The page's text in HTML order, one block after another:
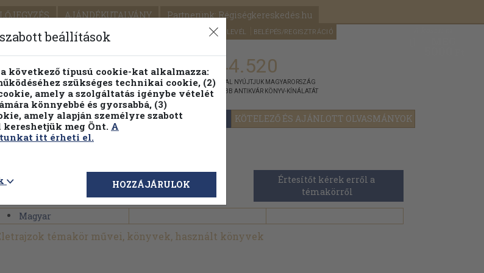
AJÁNDÉKUTALVÁNY Partnerünk: Régiségkereskedés.hu
SEGÍTSÉG HÍRLEVÉL BELÉPÉS/REGISZTRÁCIÓ
ÁRAINK FENNTARTHATÓ OLVASMÁNYOK KÖTELEZŐ ÉS AJÁNLOTT OLVASMÁNYOK
Részletes kereső Témaköri fa 1.144.520
KIADVÁNNYAL NYÚJTJUK MAGYARORSZÁG
LEGNAGYOBB ANTIKVÁR KÖNYV-KÍNÁLATÁT
Kerámia, porcelán, üveg>
Értesítőt kérek erről a
témakörről
Magyar
témakör művei, könyvek, használt könyvek
beállítások
következő típusú cookie-kat alkalmazza:
szükséges technikai cookie, (2)
amely a szolgáltatás igénybe vételét
könnyebbé és gyorsabbá, (3)
amely alapján személyre szabott
meg Önt. A
itt érheti el.
HOZZÁJÁRULOK